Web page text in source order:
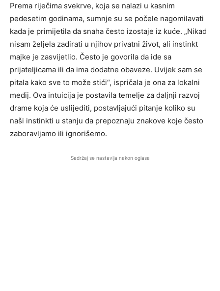
Prema riječima svekrve, koja se nalazi u kasnim
pedesetim godinama, sumnje su se počele nagomilavati
kada je primijetila da snaha često izostaje iz kuće. „Nikad
nisam željela zadirati u njihov privatni život, ali instinkt
majke je zasvijetlio. Često je govorila da ide sa
prijateljicama ili da ima dodatne obaveze. Uvijek sam se
pitala kako sve to može stići“, ispričala je ona za lokalni
medij. Ova intuicija je postavila temelje za daljnji razvoj
drame koja će uslijediti, postavljajući pitanje koliko su
naši instinkti u stanju da prepoznaju znakove koje često
zaboravljamo ili ignorišemo.
Sadržaj se nastavlja nakon oglasa